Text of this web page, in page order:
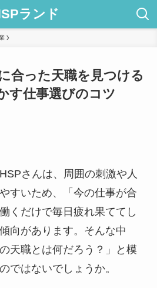
ランド
合った天職を見つける
す仕事選びのコツ
さんは、周囲の刺激や人
すいため、「今の仕事が合
くだけで毎日疲れ果ててし
向があります。そんな中
天職とは何だろう？」と模
ではないでしょうか。